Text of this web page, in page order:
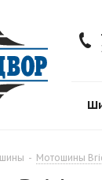
- Мотошины